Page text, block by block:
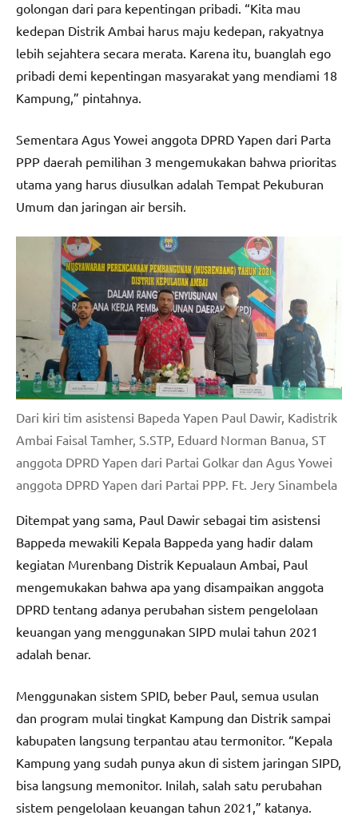
golongan dari para kepentingan pribadi. “Kita mau
kedepan Distrik Ambai harus maju kedepan, rakyatnya
lebih sejahtera secara merata. Karena itu, buanglah ego
pribadi demi kepentingan masyarakat yang mendiami 18
Kampung,” pintahnya.
Sementara Agus Yowei anggota DPRD Yapen dari Parta
PPP daerah pemilihan 3 mengemukakan bahwa prioritas
utama yang harus diusulkan adalah Tempat Pekuburan
Umum dan jaringan air bersih.
Dari kiri tim asistensi Bapeda Yapen Paul Dawir, Kadistrik
Ambai Faisal Tamher, S.STP, Eduard Norman Banua, ST
anggota DPRD Yapen dari Partai Golkar dan Agus Yowei
anggota DPRD Yapen dari Partai PPP. Ft. Jery Sinambela
Ditempat yang sama, Paul Dawir sebagai tim asistensi
Bappeda mewakili Kepala Bappeda yang hadir dalam
kegiatan Murenbang Distrik Kepualaun Ambai, Paul
mengemukakan bahwa apa yang disampaikan anggota
DPRD tentang adanya perubahan sistem pengelolaan
keuangan yang menggunakan SIPD mulai tahun 2021
adalah benar.
Menggunakan sistem SPID, beber Paul, semua usulan
dan program mulai tingkat Kampung dan Distrik sampai
kabupaten langsung terpantau atau termonitor. “Kepala
Kampung yang sudah punya akun di sistem jaringan SIPD,
bisa langsung memonitor. Inilah, salah satu perubahan
sistem pengelolaan keuangan tahun 2021,” katanya.